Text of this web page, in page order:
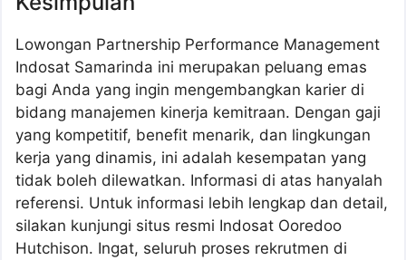
Lowongan Partnership Performance Management
Indosat Samarinda ini merupakan peluang emas
bagi Anda yang ingin mengembangkan karier di
bidang manajemen kinerja kemitraan. Dengan gaji
yang kompetitif, benefit menarik, dan lingkungan
kerja yang dinamis, ini adalah kesempatan yang
tidak boleh dilewatkan. Informasi di atas hanyalah
referensi. Untuk informasi lebih lengkap dan detail,
silakan kunjungi situs resmi Indosat Ooredoo
Hutchison. Ingat, seluruh proses rekrutmen di